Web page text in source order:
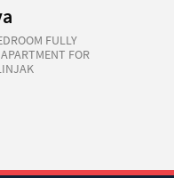
FULLY
FOR